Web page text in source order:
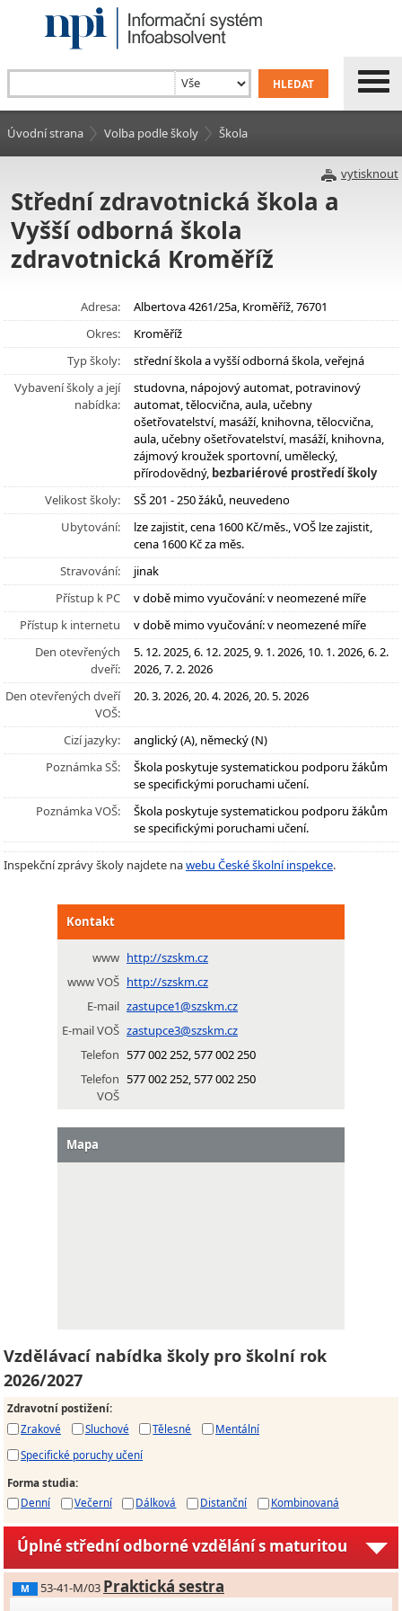
Úvodní strana Volba podle školy Škola
vytisknout
Střední zdravotnická škola a
Vyšší odborná škola
zdravotnická Kroměříž
Adresa:
Albertova 4261/25a, Kroměříž, 76701
Okres:
Kroměříž
Typ školy:
střední škola a vyšší odborná škola, veřejná
Vybavení školy a její
nabídka:
studovna, nápojový automat, potravinový
automat, tělocvična, aula, učebny
ošetřovatelství, masáží, knihovna, tělocvična,
aula, učebny ošetřovatelství, masáží, knihovna,
zájmový kroužek sportovní, umělecký,
přírodovědný, bezbariérové prostředí školy
Velikost školy:
SŠ 201 - 250 žáků, neuvedeno
Ubytování:
lze zajistit, cena 1600 Kč/měs., VOŠ lze zajistit,
cena 1600 Kč za měs.
Stravování:
jinak
Přístup k PC
v době mimo vyučování: v neomezené míře
Přístup k internetu
v době mimo vyučování: v neomezené míře
Den otevřených
dveří:
5. 12. 2025, 6. 12. 2025, 9. 1. 2026, 10. 1. 2026, 6. 2.
2026, 7. 2. 2026
Den otevřených dveří
VOŠ:
20. 3. 2026, 20. 4. 2026, 20. 5. 2026
Cizí jazyky:
anglický (A), německý (N)
Poznámka SŠ:
Škola poskytuje systematickou podporu žákům
se specifickými poruchami učení.
Poznámka VOŠ:
Škola poskytuje systematickou podporu žákům
se specifickými poruchami učení.
Inspekční zprávy školy najdete nawebu České školní inspekce.
Kontakt
www http://szskm.cz
www VOŠ http://szskm.cz
E-mail zastupce1@szskm.cz
E-mail VOŠ zastupce3@szskm.cz
Telefon 577 002 252, 577 002 250
Telefon
VOŠ
577 002 252, 577 002 250
Mapa
Vzdělávací nabídka školy pro školní rok
2026/2027
Zdravotní postižení:
Zrakové
Sluchové Tělesné
Mentální
Specifické poruchy učení
Forma studia:
Denní
Večerní Dálková Distanční Kombinovaná
Úplné střední odborné vzdělání s maturitou
M 53-41-M/03 Praktická sestra